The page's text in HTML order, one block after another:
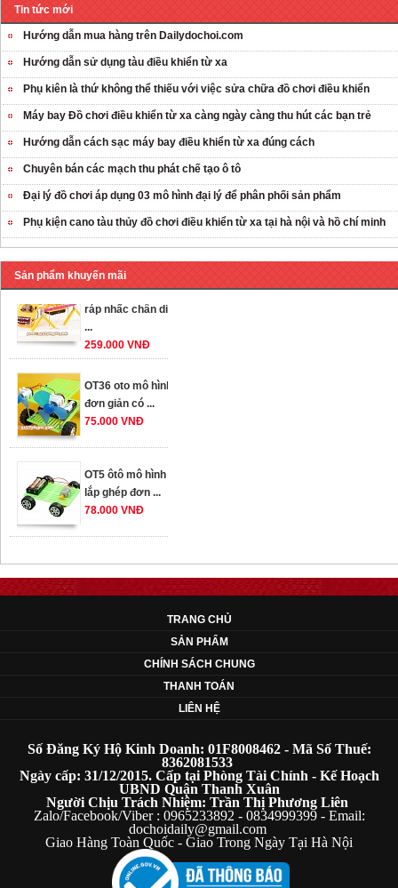
Tin tức mới
Hướng dẫn mua hàng trên Dailydochoi.com
Hướng dẫn sử dụng tàu điều khiển từ xa
Phụ kiên là thứ không thể thiếu với việc sửa chữa đồ chơi điều khiển
Máy bay Đồ chơi điều khiển từ xa càng ngày càng thu hút các bạn trẻ
Hướng dẫn cách sạc máy bay điều khiển từ xa đúng cách
Chuyên bán các mạch thu phát chế tạo ô tô
Đại lý đồ chơi áp dụng 03 mô hình đại lý để phân phối sản phẩm
Phụ kiện cano tàu thủy đồ chơi điều khiển từ xa tại hà nội và hồ chí minh
Sản phẩm khuyến mãi
OT35 robot lắp
ráp nhấc chân di
259.000 VNĐ
OT36 oto mô hình
đơn giản có ...
75.000 VNĐ
OT5 ôtô mô hình
lắp ghép đơn ...
78.000 VNĐ
đơn giản cho ...
352.000 VNĐ
OT35 robot lắp
ráp nhấc chân di
OT36 oto mô hình
đơn giản có ...
75.000 VNĐ
OT5 ôtô mô hình
lắp ghép đơn ...
78.000 VNĐ
TRANG CHỦ
SẢN PHẨM
CHÍNH SÁCH CHUNG
THANH TOÁN
LIÊN HỆ
Số Đăng Ký Hộ Kinh Doanh: 01F8008462 - Mã Số Thuế:
8362081533
Ngày cấp: 31/12/2015. Cấp tại Phòng Tài Chính - Kế Hoạch
UBND Quận Thanh Xuân
Người Chịu Trách Nhiệm: Trần Thị Phương Liên
Zalo/Facebook/Viber : 0965233892 - 0834999399 - Email:
dochoidaily@gmail.com
Giao Hàng Toàn Quốc - Giao Trong Ngày Tại Hà Nội